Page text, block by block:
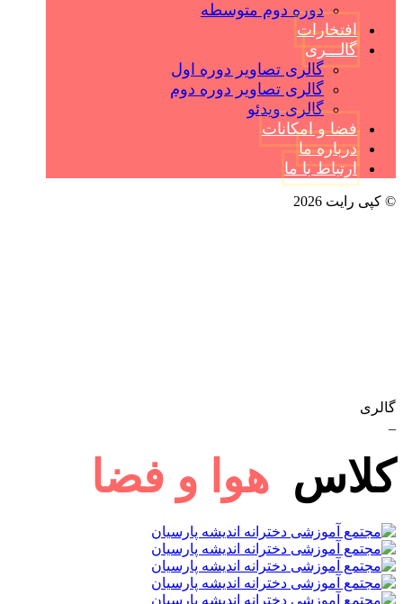
دوره دوم متوسطه
افتخارات
گالـــری
گالری تصاویر دوره اول
گالری تصاویر دوره دوم
گالری ویدئو
فضا و امکانات
درباره ما
ارتباط با ما
© کپی رایت 2026
گالری
کلاس هوا و فضا